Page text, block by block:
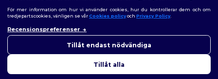
För mer information om hur vi använder cookies, hur du kontrollerar dem och om
tredjepartscookies, vänligen se vårCookies policyoch Privacy Policy.
Recensionspreferenser
Tillåt endast nödvändiga
Tillåt alla
funderingar kan du kontakta
finns här för som hjälp.